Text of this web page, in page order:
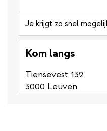
Je krijgt zo snel
Kom langs
Tiensevest 132
3000 Leuven